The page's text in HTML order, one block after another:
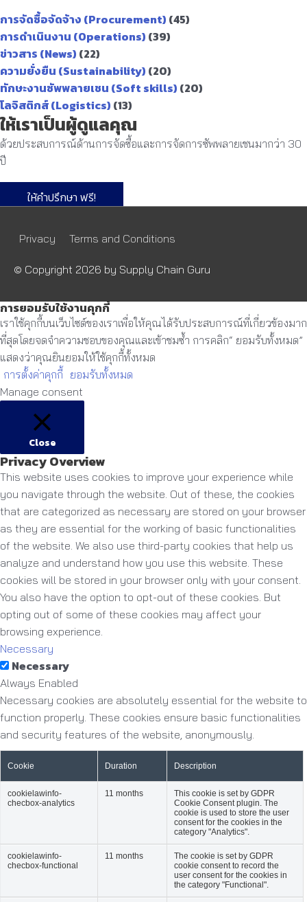
การจัดซื้อจัดจ้าง (Procurement) (45)
การดำเนินงาน (Operations) (39)
ข่าวสาร (News) (22)
ความยั่งยืน (Sustainability) (20)
ทักษะงานซัพพลายเชน (Soft skills) (20)
โลจิสติกส์ (Logistics) (13)
ให้เราเป็นผู้ดูแลคุณ
ด้วยประสบการณ์ด้านการจัดซื้อและการจัดการซัพพลายเชนมากว่า 30
ปี
ให้คำปรึกษา ฟรี!
Privacy Terms and Conditions
© Copyright 2026 by Supply Chain Guru
การยอมรับใช้งานคุกกี้
เราใช้คุกกี้บนเว็บไซต์ของเราเพื่อให้คุณได้รับประสบการณ์ที่เกี่ยวข้องมาก
ที่สุดโดยจดจำความชอบของคุณและเข้าชมซ้ำ การคลิก“ ยอมรับทั้งหมด”
แสดงว่าคุณยินยอมให้ใช้คุกกี้ทั้งหมด
การตั้งค่าคุกกี้ ยอมรับทั้งหมด
Manage consent
Close
Privacy Overview
This website uses cookies to improve your experience while
you navigate through the website. Out of these, the cookies
that are categorized as necessary are stored on your browser
as they are essential for the working of basic functionalities
of the website. We also use third-party cookies that help us
analyze and understand how you use this website. These
cookies will be stored in your browser only with your consent.
You also have the option to opt-out of these cookies. But
opting out of some of these cookies may affect your
browsing experience.
Necessary
Necessary
Always Enabled
Necessary cookies are absolutely essential for the website to
function properly. These cookies ensure basic functionalities
and security features of the website, anonymously.
Cookie Duration Description
cookielawinfo-
checbox-analytics
11 months
This cookie is set by GDPR
Cookie Consent plugin. The
cookie is used to store the user
consent for the cookies in the
category "Analytics".
cookielawinfo-
checbox-functional
11 months
The cookie is set by GDPR
cookie consent to record the
user consent for the cookies in
the category "Functional".